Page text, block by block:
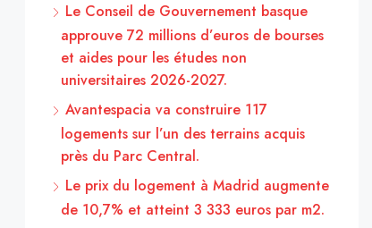
Le Conseil de Gouvernement basque
approuve 72 millions d’euros de bourses
et aides pour les études non
universitaires 2026-2027.
Avantespacia va construire 117
logements sur l’un des terrains acquis
près du Parc Central.
Le prix du logement à Madrid augmente
de 10,7% et atteint 3 333 euros par m2.